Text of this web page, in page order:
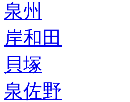
泉州
岸和田
貝塚
泉佐野